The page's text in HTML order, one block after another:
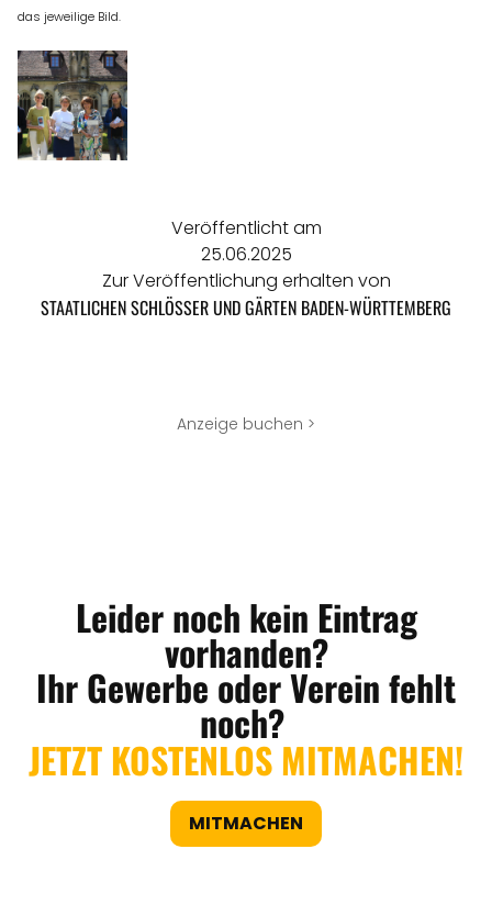
das jeweilige Bild.
Veröffentlicht am
25.06.2025
Zur Veröffentlichung erhalten von
STAATLICHEN SCHLÖSSER UND GÄRTEN BADEN-WÜRTTEMBERG
Anzeige buchen >
Leider noch kein Eintrag
vorhanden?
Ihr Gewerbe oder Verein fehlt
noch?
JETZT KOSTENLOS MITMACHEN!
MITMACHEN